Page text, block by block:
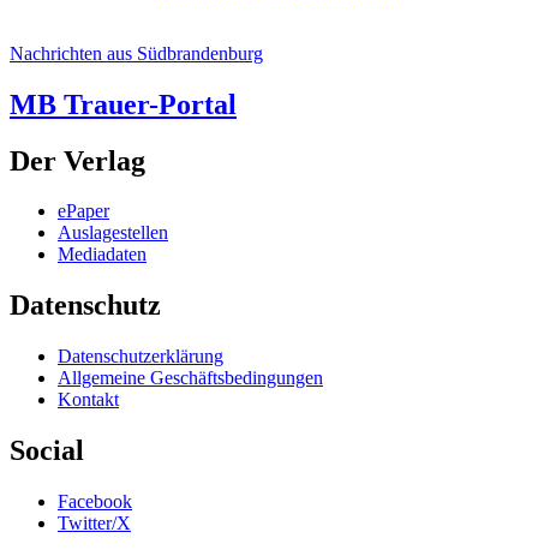
Nachrichten aus Südbrandenburg
MB Trauer-Portal
Der Verlag
ePaper
Auslagestellen
Mediadaten
Datenschutz
Datenschutzerklärung
Allgemeine Geschäftsbedingungen
Kontakt
Social
Facebook
Twitter/X